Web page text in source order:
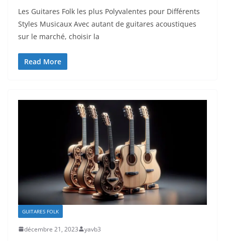
Les Guitares Folk les plus Polyvalentes pour Différents⁤
Styles Musicaux Avec autant de guitares acoustiques
sur le marché, choisir​ la
Read More
GUITARES FOLK
décembre 21, 2023 yavb3